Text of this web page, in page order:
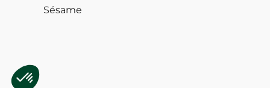
Sésame